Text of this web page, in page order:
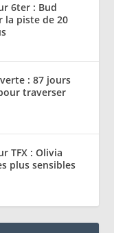
6ter : Bud
la piste de 20
: 87 jours
traverser
TFX : Olivia
plus sensibles